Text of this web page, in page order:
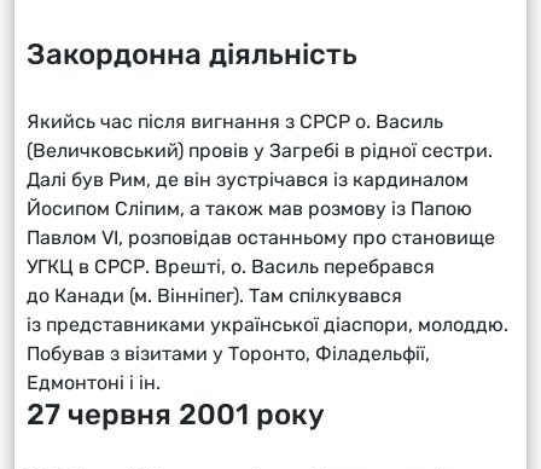
Закордонна діяльність
Якийсь час після вигнання з СРСР о. Василь
(Величковський) провів у Загребі в рідної сестри.
Далі був Рим, де він зустрічався із кардиналом
Йосипом Сліпим, а також мав розмову із Папою
Павлом VI, розповідав останньому про становище
УГКЦ в СРСР. Врешті, о. Василь перебрався
до Канади (м. Вінніпег). Там спілкувався
із представниками української діаспори, молоддю.
Побував з візитами у Торонто, Філадельфії,
Едмонтоні і ін.
27 червня 2001 року